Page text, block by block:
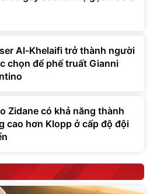
Al-Khelaifi trở thành người
chọn để phế truất Gianni
Zidane có khả năng thành
cao hơn Klopp ở cấp độ đội